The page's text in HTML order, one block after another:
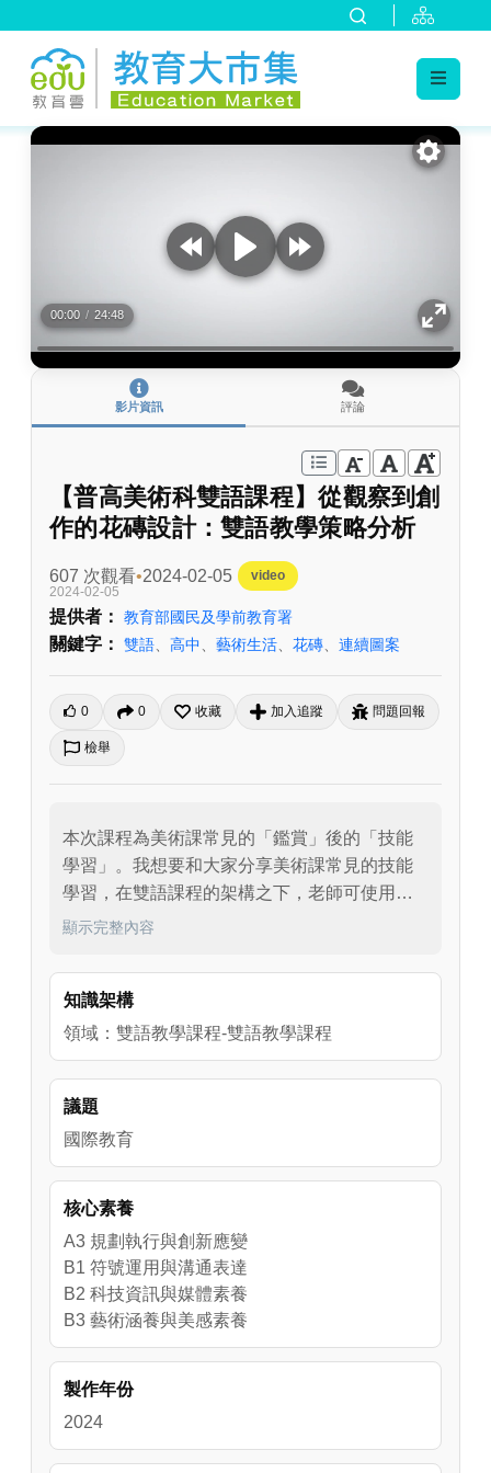
:::
00:00 / 24:48
影片資訊 評論
【普高美術科雙語課程】從觀察到創
作的花磚設計：雙語教學策略分析
607 次觀看 2024-02-05
video
2024-02-05
提供者： 教育部國民及學前教育署
關鍵字： 雙語 高中 藝術生活 花磚 連續圖案
0 0 收藏 加入追蹤 問題回報
檢舉
本次課程為美術課常見的「鑑賞」後的「技能
學習」。我想要和大家分享美術課常見的技能
學習，在雙語課程的架構之下，老師可使用的
雙語教學策略：多模態、跨語言、差異化教學
習，也是讓課程精緻化、確認學生學習到美術
學科的技術與概念、讓學生從實踐的過程(從花
磚的設計到全數課程結束後)，得到紋飾設計的
技術和欣賞能力的好方法。
顯示完整內容
知識架構
領域：雙語教學課程-雙語教學課程
議題
國際教育
核心素養
A3 規劃執行與創新應變
B1 符號運用與溝通表達
B2 科技資訊與媒體素養
B3 藝術涵養與美感素養
製作年份
2024